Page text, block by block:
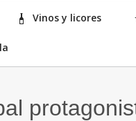
Vinos y licores